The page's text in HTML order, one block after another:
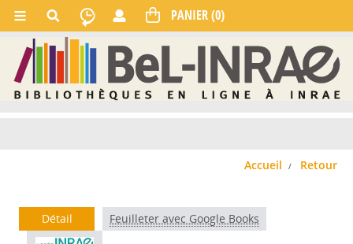
Accueil Retour
Détail Feuilleter avec Google Books